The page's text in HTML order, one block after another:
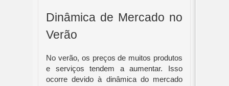
Dinâmica de Mercado no
Verão
No verão, os preços de muitos produtos
e serviços tendem a aumentar. Isso
ocorre devido à dinâmica do mercado